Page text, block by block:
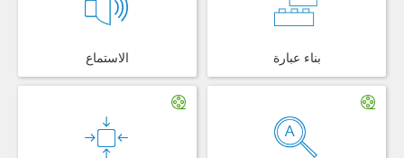
الاستماع بناء عبارة